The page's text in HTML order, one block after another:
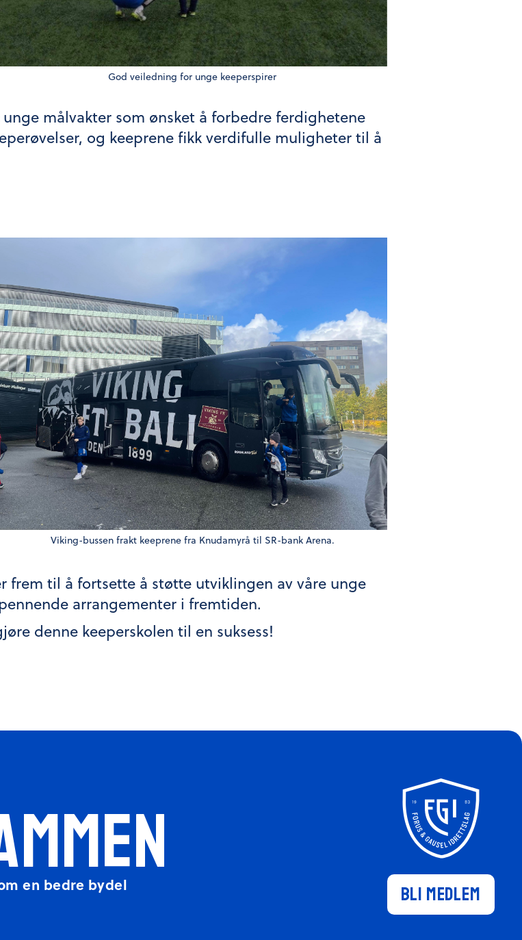
God veiledning for unge keeperspirer
målvakter som ønsket å forbedre ferdighetene
og keeprene fikk verdifulle muligheter til å
Viking-bussen frakt keeprene fra Knudamyrå til SR-bank Arena.
til å fortsette å støtte utviklingen av våre unge
arrangementer i fremtiden.
denne keeperskolen til en suksess!
en bedre bydel Bli medlem